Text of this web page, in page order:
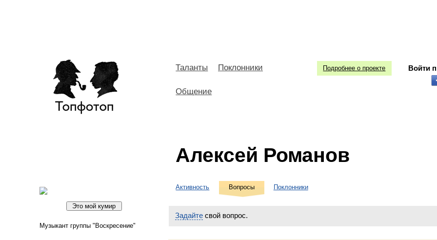
Войти
Подробнее о проекте
Таланты Поклонники
Общение
Алексей Романов
Музыкант группы "Воскресение"
Активность Вопросы Поклонники
Задайте свой вопрос.